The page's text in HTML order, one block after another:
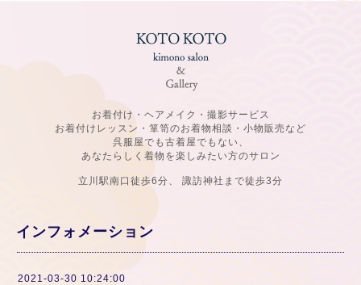
お着付け・ヘアメイク・撮影サービス
お着付けレッスン・箪笥のお着物相談・小物販売など
呉服屋でも古着屋でもない、
あなたらしく着物を楽しみたい方のサロン
立川駅南口徒歩6分、 諏訪神社まで徒歩3分
インフォメーション
2021-03-30 10:24:00